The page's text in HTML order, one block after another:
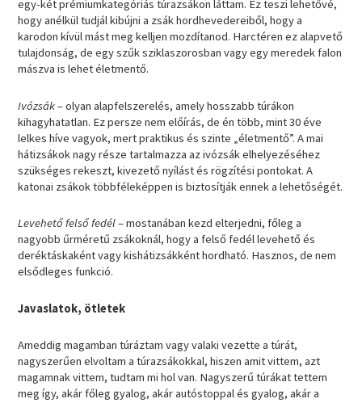
egy-két prémiumkategóriás túrazsákon láttam. Ez teszi lehetővé,
hogy anélkül tudjál kibújni a zsák hordhevedereiből, hogy a
karodon kívül mást meg kelljen mozdítanod. Harctéren ez alapvető
tulajdonság, de egy szűk sziklaszorosban vagy egy meredek falon
mászva is lehet életmentő.
Ivózsák– olyan alapfelszerelés, amely hosszabb túrákon
kihagyhatatlan. Ez persze nem előírás, de én több, mint 30 éve
lelkes híve vagyok, mert praktikus és szinte „életmentő”. A mai
hátizsákok nagy része tartalmazza az ivózsák elhelyezéséhez
szükséges rekeszt, kivezető nyílást és rögzítési pontokat. A
katonai zsákok többféleképpen is biztosítják ennek a lehetőségét.
Levehető felső fedél– mostanában kezd elterjedni, főleg a
nagyobb űrméretű zsákoknál, hogy a felső fedél levehető és
deréktáskaként vagy kishátizsákként hordható. Hasznos, de nem
elsődleges funkció.
Javaslatok, ötletek
Ameddig magamban túráztam vagy valaki vezette a túrát,
nagyszerűen elvoltam a túrazsákokkal, hiszen amit vittem, azt
magamnak vittem, tudtam mi hol van. Nagyszerű túrákat tettem
meg így, akár főleg gyalog, akár autóstoppal és gyalog, akár a